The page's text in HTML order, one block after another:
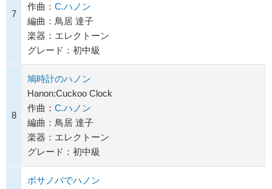
7
作曲： C.ハノン
編曲：鳥居 達子
楽器：エレクトーン
グレード：初中級
8
鳩時計のハノン
Hanon:Cuckoo Clock
作曲： C.ハノン
編曲：鳥居 達子
楽器：エレクトーン
グレード：初中級
ボサノバでハノン